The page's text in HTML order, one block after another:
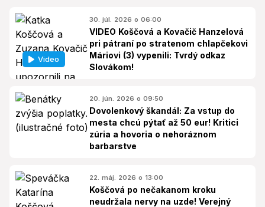
Video
30. júl. 2026 o 06:00
VIDEO Koščová a Kovačič Hanzelová
pri pátraní po stratenom chlapčekovi
Máriovi (3) vypenili: Tvrdý odkaz
Slovákom!
20. jún. 2026 o 09:50
Dovolenkový škandál: Za vstup do
mesta chcú pýtať až 50 eur! Kritici
zúria a hovoria o nehoráznom
barbarstve
22. máj. 2026 o 13:00
Koščová po nečakanom kroku
neudržala nervy na uzde! Verejný